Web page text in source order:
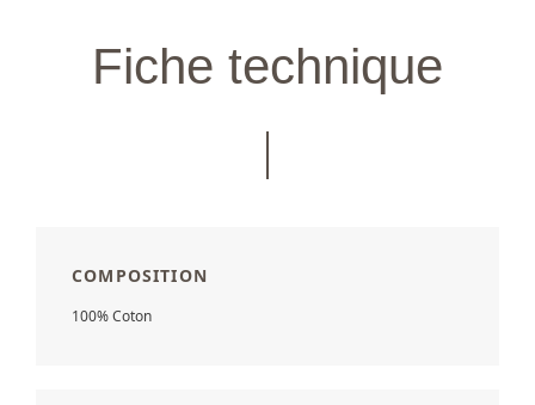
Fiche technique
COMPOSITION
100% Coton